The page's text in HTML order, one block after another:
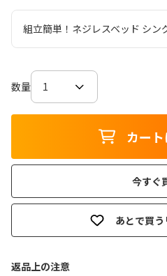
組立簡単！ネジレスベッド シン
数量
カー
今すぐ
あとで買
返品上の注意